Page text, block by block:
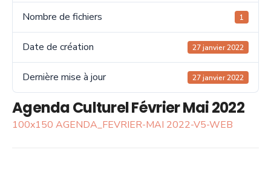
Nombre de fichiers 1
Date de création 27 janvier 2022
Dernière mise à jour 27 janvier 2022
Agenda Culturel Février Mai 2022
100x150 AGENDA_FEVRIER-MAI 2022-V5-WEB